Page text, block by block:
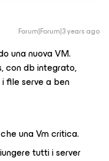
Forum|Forum|3 years ago
una nuova VM.
con db integrato,
file serve a ben
una Vm critica.
tutti i server